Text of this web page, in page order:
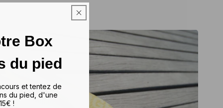
Box
du pied
et tentez de
du pied, d'une
!